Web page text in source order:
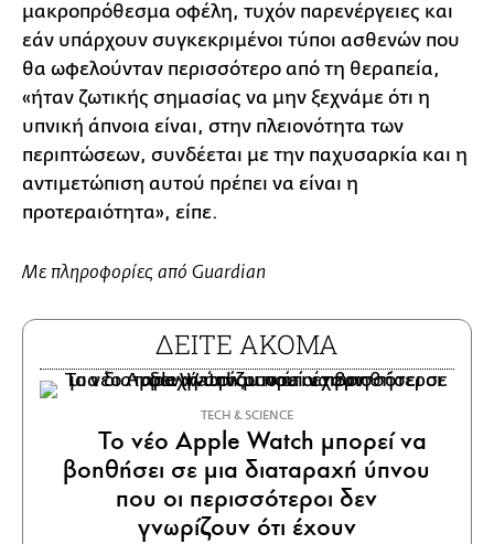
μακροπρόθεσμα οφέλη, τυχόν παρενέργειες και
εάν υπάρχουν συγκεκριμένοι τύποι ασθενών που
θα ωφελούνταν περισσότερο από τη θεραπεία,
«ήταν ζωτικής σημασίας να μην ξεχνάμε ότι η
υπνική άπνοια είναι, στην πλειονότητα των
περιπτώσεων, συνδέεται με την παχυσαρκία και η
αντιμετώπιση αυτού πρέπει να είναι η
προτεραιότητα», είπε.
Με πληροφορίες από Guardian
ΔΕΙΤΕ ΑΚΟΜΑ
ΤECH & SCIENCE
Το νέο Apple Watch μπορεί να
βοηθήσει σε μια διαταραχή ύπνου
που οι περισσότεροι δεν
γνωρίζουν ότι έχουν